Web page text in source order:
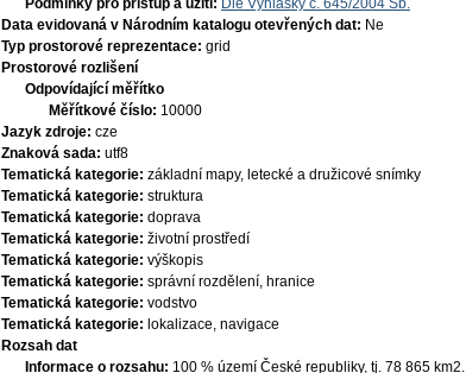
Podmínky pro přístup a užití: Dle Vyhlášky č. 645/2004 Sb.
Data evidovaná v Národním katalogu otevřených dat: Ne
Typ prostorové reprezentace: grid
Prostorové rozlišení
Odpovídající měřítko
Měřítkové číslo: 10000
Jazyk zdroje: cze
Znaková sada: utf8
Tematická kategorie: základní mapy, letecké a družicové snímky
Tematická kategorie: struktura
Tematická kategorie: doprava
Tematická kategorie: životní prostředí
Tematická kategorie: výškopis
Tematická kategorie: správní rozdělení, hranice
Tematická kategorie: vodstvo
Tematická kategorie: lokalizace, navigace
Rozsah dat
Informace o rozsahu: 100 % území České republiky, tj. 78 865 km2.